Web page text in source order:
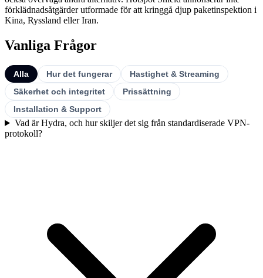
förklädnadsåtgärder utformade för att kringgå djup paketinspektion i
Kina, Ryssland eller Iran.
Vanliga Frågor
Alla Hur det fungerar
Hastighet & Streaming
Säkerhet och integritet
Prissättning
Installation & Support
Vad är Hydra, och hur skiljer det sig från standardiserade VPN-
protokoll?